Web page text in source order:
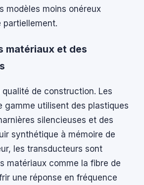
modèles moins onéreux
partiellement.
matériaux et des
de construction. Les
gamme utilisent des plastiques
silencieuses et des
synthétique à mémoire de
les transducteurs sont
matériaux comme la fibre de
une réponse en fréquence